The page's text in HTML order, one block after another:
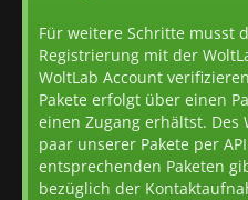
Für weitere Schritte musst
Registrierung mit der
WoltLab Account
Pakete erfolgt über einen
einen Zugang erhältst.
paar unserer Pakete per
entsprechenden Paketen
bezüglich der